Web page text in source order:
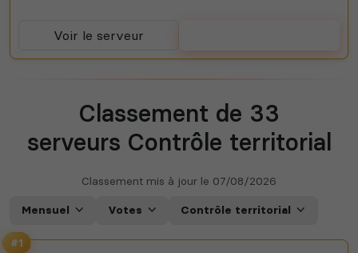
Voir le serveur
Classement de 33
serveurs Contrôle territorial
Classement mis à jour le 07/08/2026
Mensuel Votes Contrôle territorial
#1